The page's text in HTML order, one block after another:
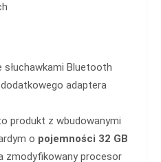
słuchawkami Bluetooth
adaptera
produkt z wbudowanymi
o pojemności 32 GB
zmodyfikowany procesor